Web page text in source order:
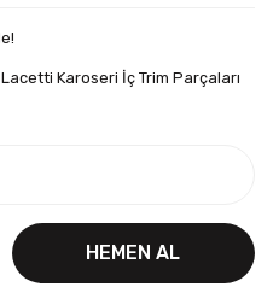
Karoseri İç Trim Parçaları
HEMEN AL